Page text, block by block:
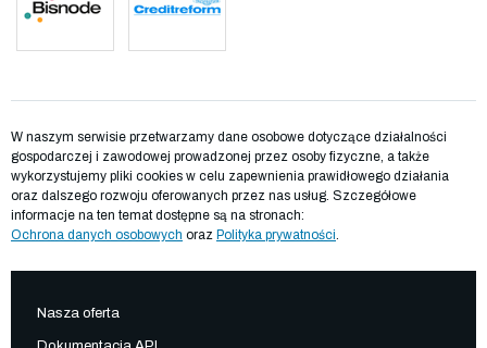
W naszym serwisie przetwarzamy dane osobowe dotyczące działalności
gospodarczej i zawodowej prowadzonej przez osoby fizyczne, a także
wykorzystujemy pliki cookies w celu zapewnienia prawidłowego działania
oraz dalszego rozwoju oferowanych przez nas usług. Szczegółowe
informacje na ten temat dostępne są na stronach:
Ochrona danych osobowych oraz Polityka prywatności.
Nasza oferta